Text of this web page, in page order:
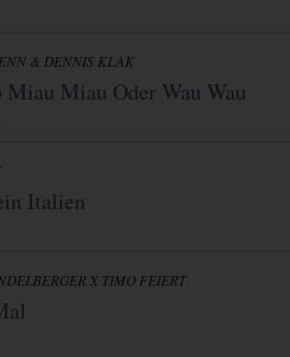
& DENNIS KLAK
Miau Miau Oder Wau Wau
Italien
X TIMO FEIERT